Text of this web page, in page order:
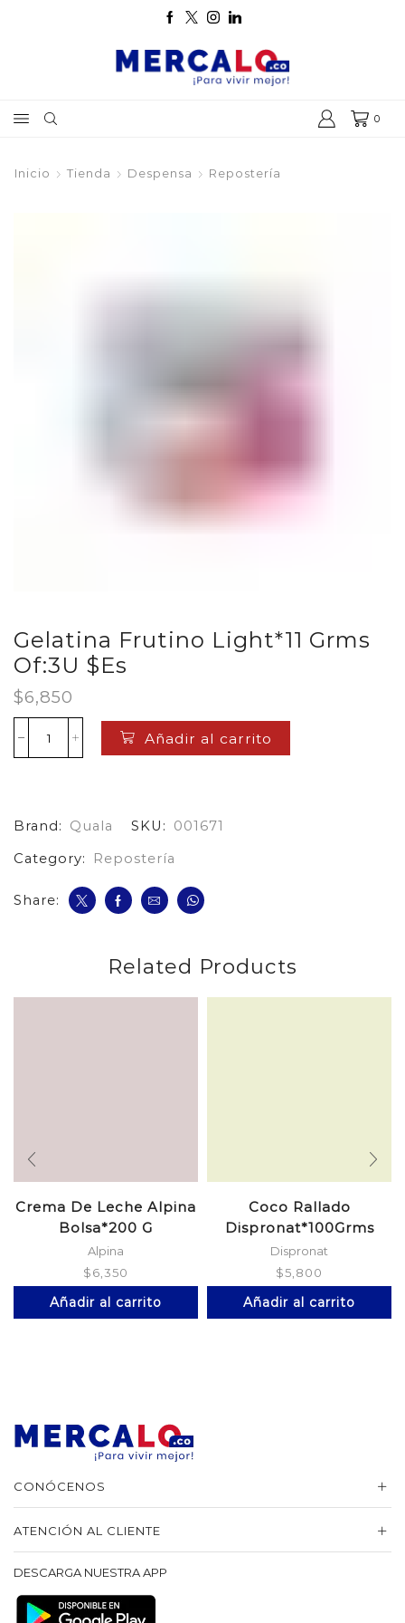
0
Inicio Tienda Despensa Repostería
Gelatina Frutino Light*11 Grms
Of:3U $Es
$6,850
Gelatina
Frutino
$Es
Añadir al carrito
Brand: Quala SKU:
001671
Category:
Repostería
Share:
Related Products
Crema De Leche Alpina
Bolsa*200 G
Alpina
$6,350
Añadir al carrito
Coco Rallado
Dispronat*100Grms
Dispronat
$5,800
Añadir al carrito
CONÓCENOS
ATENCIÓN AL CLIENTE
DESCARGA NUESTRA APP